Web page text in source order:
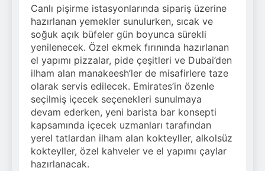
Canlı pişirme istasyonlarında sipariş üzerine
hazırlanan yemekler sunulurken, sıcak ve
soğuk açık büfeler gün boyunca sürekli
yenilenecek. Özel ekmek fırınında hazırlanan
el yapımı pizzalar, pide çeşitleri ve Dubai’den
ilham alan manakeesh’ler de misafirlere taze
olarak servis edilecek. Emirates’in özenle
seçilmiş içecek seçenekleri sunulmaya
devam ederken, yeni barista bar konsepti
kapsamında içecek uzmanları tarafından
yerel tatlardan ilham alan kokteyller, alkolsüz
kokteyller, özel kahveler ve el yapımı çaylar
hazırlanacak.